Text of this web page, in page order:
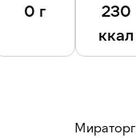
0 г
230
ккал
Мираторг